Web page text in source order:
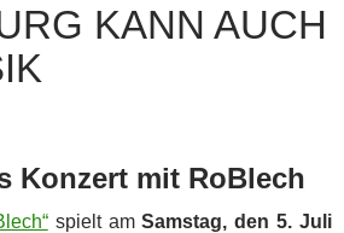
KANN AUCH
Konzert mit RoBlech
spielt amSamstag, den 5. Juli